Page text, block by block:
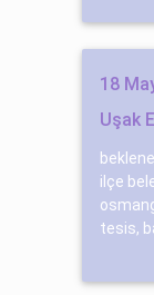
18
Uşak
ilçe
tesis,